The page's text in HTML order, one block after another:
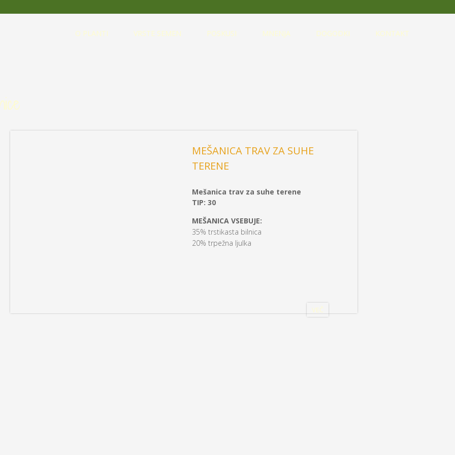
O PLANTI VRSTE SEMEN POSKUSI MNENJA DOGODKI KONTAKT
MEŠANICA TRAV ZA SUHE
TERENE
Mešanica trav za suhe terene
TIP: 30
MEŠANICA VSEBUJE:
35% trstikasta bilnica
20% trpežna ljulka
VEČ